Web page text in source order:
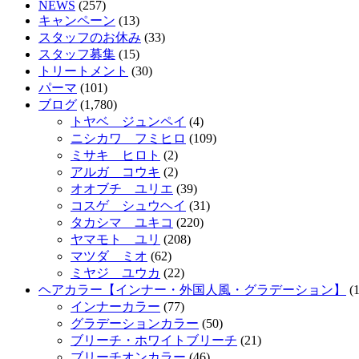
NEWS (257)
キャンペーン (13)
スタッフのお休み (33)
スタッフ募集 (15)
トリートメント (30)
パーマ (101)
ブログ (1,780)
トヤベ ジュンペイ (4)
ニシカワ フミヒロ (109)
ミサキ ヒロト (2)
アルガ コウキ (2)
オオブチ ユリエ (39)
コスゲ シュウヘイ (31)
タカシマ ユキコ (220)
ヤマモト ユリ (208)
マツダ ミオ (62)
ミヤジ ユウカ (22)
ヘアカラー【インナー・外国人風・グラデーション】
インナーカラー (77)
グラデーションカラー (50)
ブリーチ・ホワイトブリーチ (21)